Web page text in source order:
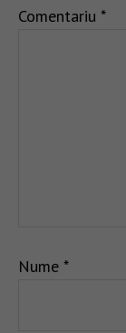
Comentariu *
Nume *